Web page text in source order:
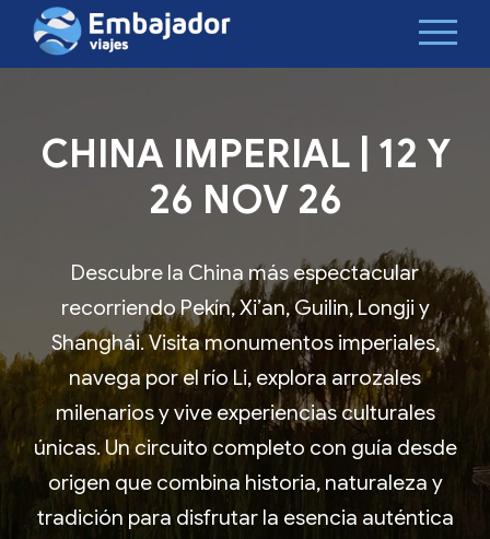
CHINA IMPERIAL | 12 Y
26 NOV 26
Descubre la China más espectacular
recorriendo Pekín, Xi’an, Guilin, Longji y
Shanghái. Visita monumentos imperiales,
navega por el río Li, explora arrozales
milenarios y vive experiencias culturales
únicas. Un circuito completo con guía desde
origen que combina historia, naturaleza y
tradición para disfrutar la esencia auténtica